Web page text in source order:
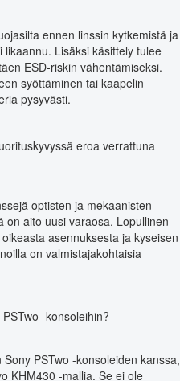
ennen linssin kytkemistä ja
Lisäksi käsittely tulee
ESD-riskin vähentämiseksi.
syöttäminen tai kaapelin
pysyvästi.
eroa verrattuna
optisten ja mekaanisten
on aito uusi varaosa. Lopullinen
asennuksesta ja kyseisen
on valmistajakohtaisia
-konsoleihin?
PSTwo -konsoleiden kanssa,
KHM430 -mallia. Se ei ole